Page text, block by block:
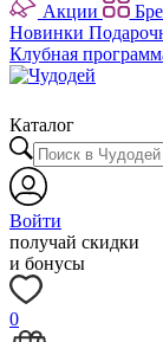
Акции
Новинки
Клубная
Каталог
Войти
получай скидки
и бонусы
0